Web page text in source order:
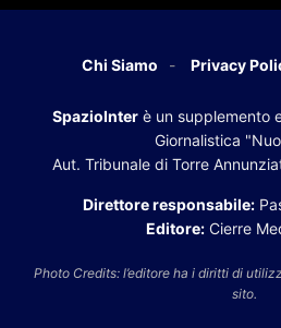
Chi Siamo Privacy
SpazioInter è un supplemento
Giornalistica
Aut. Tribunale di Torre
Direttore responsabile:
Editore: Cierre
Photo Credits: l’editore ha i diritti di
sito.